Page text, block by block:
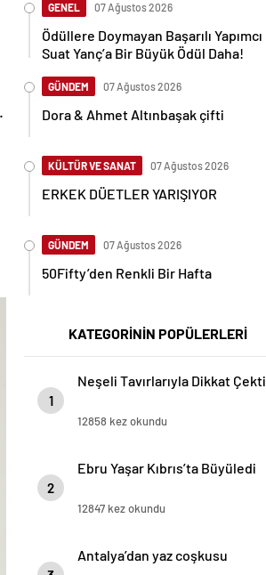
GENEL 07 Ağustos 2026
Ödüllere Doymayan Başarılı Yapımcı
Suat Yanç’a Bir Büyük Ödül Daha!
GÜNDEM 07 Ağustos 2026
Dora & Ahmet Altınbaşak çifti
KÜLTÜR VE SANAT 07 Ağustos 2026
ERKEK DÜETLER YARIŞIYOR
GÜNDEM 07 Ağustos 2026
50Fifty’den Renkli Bir Hafta
KATEGORİNİN POPÜLERLERİ
1
Neşeli Tavırlarıyla Dikkat Çekti
12858 kez okundu
2
Ebru Yaşar Kıbrıs’ta Büyüledi
12847 kez okundu
Antalya’dan yaz coşkusu